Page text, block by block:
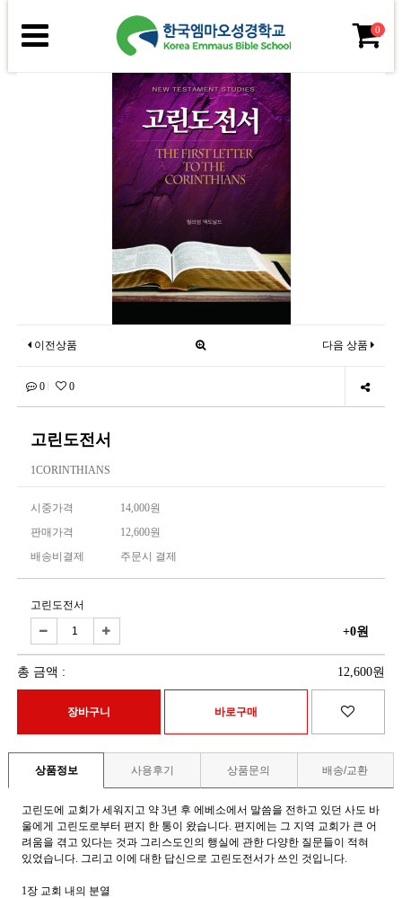
0
이전상품 다음 상품
0 0
고린도전서
1CORINTHIANS
시중가격
14,000원
판매가격
12,600원
배송비결제
주문시 결제
고린도전서
+0원
총 금액 : 12,600원
상품정보 사용후기 상품문의 배송/교환
고린도에 교회가 세워지고 약 3년 후 에베소에서 말씀을 전하고 있던 사도 바
울에게 고린도로부터 편지 한 통이 왔습니다. 편지에는 그 지역 교회가 큰 어
려움을 겪고 있다는 것과 그리스도인의 행실에 관한 다양한 질문들이 적혀
있었습니다. 그리고 이에 대한 답신으로 고린도전서가 쓰인 것입니다.
1장 교회 내의 분열